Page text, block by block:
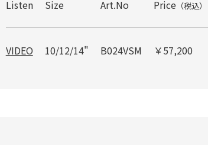
Listen Size Art.No Price（税込）
VIDEO 10/12/14" B024VSM ￥57,200